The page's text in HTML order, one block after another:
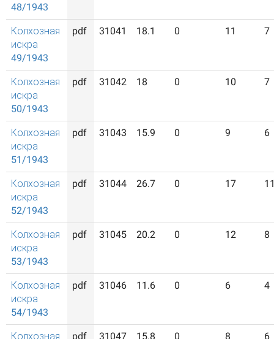
48/1943
Колхозная
искра
49/1943
pdf 31041 18.1 0 11 7
Колхозная
искра
50/1943
pdf 31042 18 0 10 7
Колхозная
искра
51/1943
pdf 31043 15.9 0 9 6
Колхозная
искра
52/1943
pdf 31044 26.7 0 17
Колхозная
искра
53/1943
pdf 31045 20.2 0 12 8
Колхозная
искра
54/1943
pdf 31046 11.6 0 6 4
Колхозная pdf 31047 15.8 0 8 6